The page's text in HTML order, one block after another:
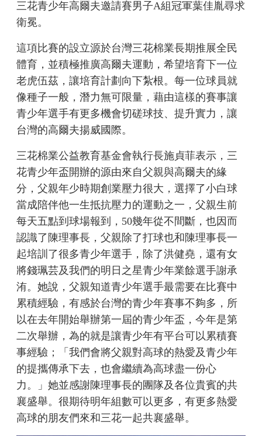
三花青少年高爾夫邀請賽男子A組冠軍葉佳胤尋求
衛冕。
這項比賽的設立源於台灣三花棉業長期推展全民
體育，並積極推廣高爾夫運動，希望培育下一位
老虎伍茲，讓培育計劃向下紮根。每一位球員就
像種子一般，潛力無可限量，藉由這樣的賽事讓
青少年選手有更多機會切磋球技、提升實力，讓
台灣的高爾夫揚威國際。
三花棉業公益教育基金會執行長施貞菲表示，三
花青少年盃開辦的源由來自父親與高爾夫的緣
分，父親年少時期創業壓力很大，選擇了小白球
當成陪伴他一生抵抗壓力的運動之一，父親生前
每天五點到球場報到，50幾年從不間斷，也因而
認識了陳理事長，父親除了打球也和陳理事長一
起培訓了很多青少年選手，除了洪健堯，還有女
將錢珮芸及我們的明日之星青少年業餘選手謝承
洧。她說，父親知道青少年選手最需要在比賽中
累積經驗，有感於台灣的青少年賽事不夠多，所
以在去年開始舉辦第一屆的青少年盃，今年是第
二次舉辦，為的就是讓青少年有平台可以累積賽
事經驗；「我們會將父親對高球的熱愛及青少年
的提攜傳承下去，也會繼續為高球盡一份心
力。」她並感謝陳理事長的團隊及各位貴賓的共
襄盛舉。很期待明年組數可以更多，有更多熱愛
高球的朋友們來和三花一起共襄盛舉。